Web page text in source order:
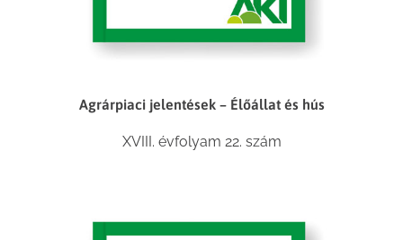
Agrárpiaci jelentések – Élőállat és hús
XVIII. évfolyam 22. szám